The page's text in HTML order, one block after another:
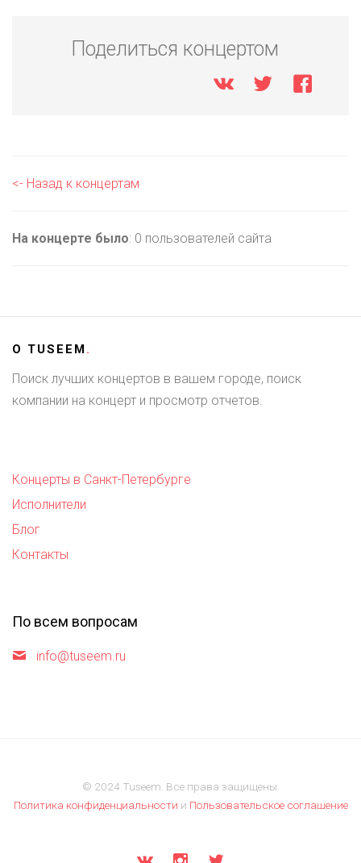
Поделиться концертом
<- Назад к концертам
На концерте было: 0 пользователей сайта
О TUSEEM.
Поиск лучших концертов в вашем городе, поиск
компании на концерт и просмотр отчетов.
Концерты в Санкт-Петербурге
Исполнители
Блог
Контакты
По всем вопросам
info@tuseem.ru
© 2024 Tuseem. Все права защищены.
Политика конфиденциальности и Пользовательское соглашение